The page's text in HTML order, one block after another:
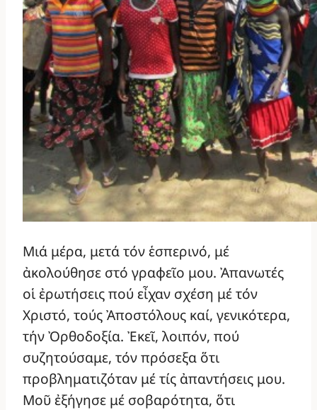
Μιά μέρα, μετά τόν ἑσπερινό, μέ
ἀκολούθησε στό γραφεῖο μου. Ἀπανωτές
οἱ ἐρωτήσεις πού εἶχαν σχέση μέ τόν
Χριστό, τούς Ἀποστόλους καί, γενικότερα,
τήν Ὀρθοδοξία. Ἐκεῖ, λοιπόν, πού
συζητούσαμε, τόν πρόσεξα ὅτι
προβληματιζόταν μέ τίς ἀπαντήσεις μου.
Μοῦ ἐξήγησε μέ σοβαρότητα, ὅτι